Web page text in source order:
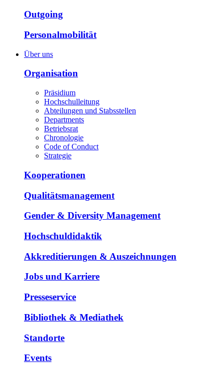
Outgoing
Personalmobilität
Über uns
Organisation
Präsidium
Hochschulleitung
Abteilungen und Stabsstellen
Departments
Betriebsrat
Chronologie
Code of Conduct
Strategie
Kooperationen
Qualitätsmanagement
Gender & Diversity Management
Hochschuldidaktik
Akkreditierungen & Auszeichnungen
Jobs und Karriere
Presseservice
Bibliothek & Mediathek
Standorte
Events